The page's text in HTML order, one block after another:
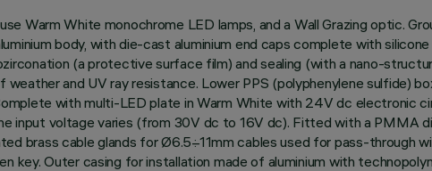
Warm White monochrome LED lamps, and a Wall Grazing optic.
body, with die-cast aluminium end caps complete with
(a protective surface film) and sealing (with a nano-
weather and UV ray resistance. Lower PPS (polyphenylene
with multi-LED plate in Warm White with 24V dc
input voltage varies (from 30V dc to 16V dc). Fitted with a PMMA
brass cable glands for Ø6.5÷11mm cables used for pass-
key. Outer casing for installation made of aluminium with